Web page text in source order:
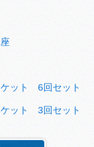
ット 6回セット
ット 3回セット